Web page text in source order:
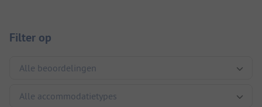
Filter op